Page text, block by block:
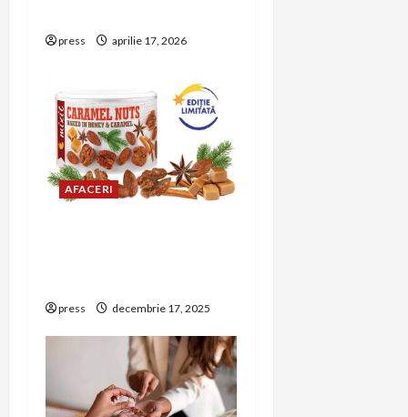
press aprilie 17, 2026
AFACERI
press decembrie 17, 2025